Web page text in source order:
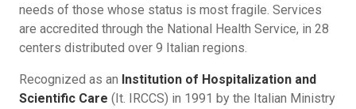
needs of those whose status is most fragile. Services
are accredited through the National Health Service, in 28
centers distributed over 9 Italian regions.
Recognized as an Institution of Hospitalization and
Scientific Care (It. IRCCS) in 1991 by the Italian Ministry